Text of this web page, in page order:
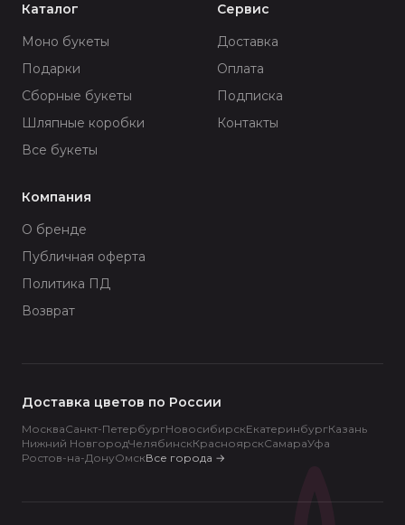
Каталог
Моно букеты
Подарки
Сборные букеты
Шляпные коробки
Все букеты
Сервис
Доставка
Оплата
Подписка
Контакты
Компания
О бренде
Публичная оферта
Политика ПД
Возврат
Доставка цветов по России
МоскваСанкт-ПетербургНовосибирскЕкатеринбургКазань
Нижний НовгородЧелябинскКрасноярскСамараУфа
Ростов-на-ДонуОмскВсе города →